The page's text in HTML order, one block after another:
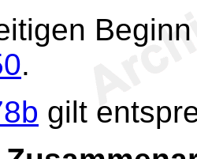
.
gilt